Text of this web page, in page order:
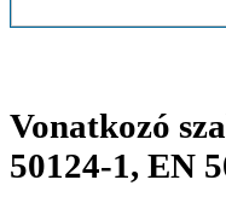
Vonatkozó
50124-1, EN